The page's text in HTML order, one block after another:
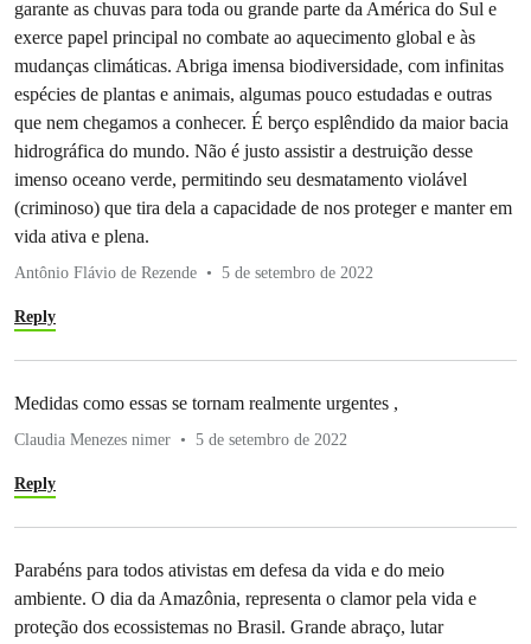
garante as chuvas para toda ou grande parte da América do Sul e
exerce papel principal no combate ao aquecimento global e às
mudanças climáticas. Abriga imensa biodiversidade, com infinitas
espécies de plantas e animais, algumas pouco estudadas e outras
que nem chegamos a conhecer. É berço esplêndido da maior bacia
hidrográfica do mundo. Não é justo assistir a destruição desse
imenso oceano verde, permitindo seu desmatamento violável
(criminoso) que tira dela a capacidade de nos proteger e manter em
vida ativa e plena.
Antônio Flávio de Rezende 5 de setembro de 2022
Reply
Medidas como essas se tornam realmente urgentes ,
Claudia Menezes nimer 5 de setembro de 2022
Reply
Parabéns para todos ativistas em defesa da vida e do meio
ambiente. O dia da Amazônia, representa o clamor pela vida e
proteção dos ecossistemas no Brasil. Grande abraço, lutar